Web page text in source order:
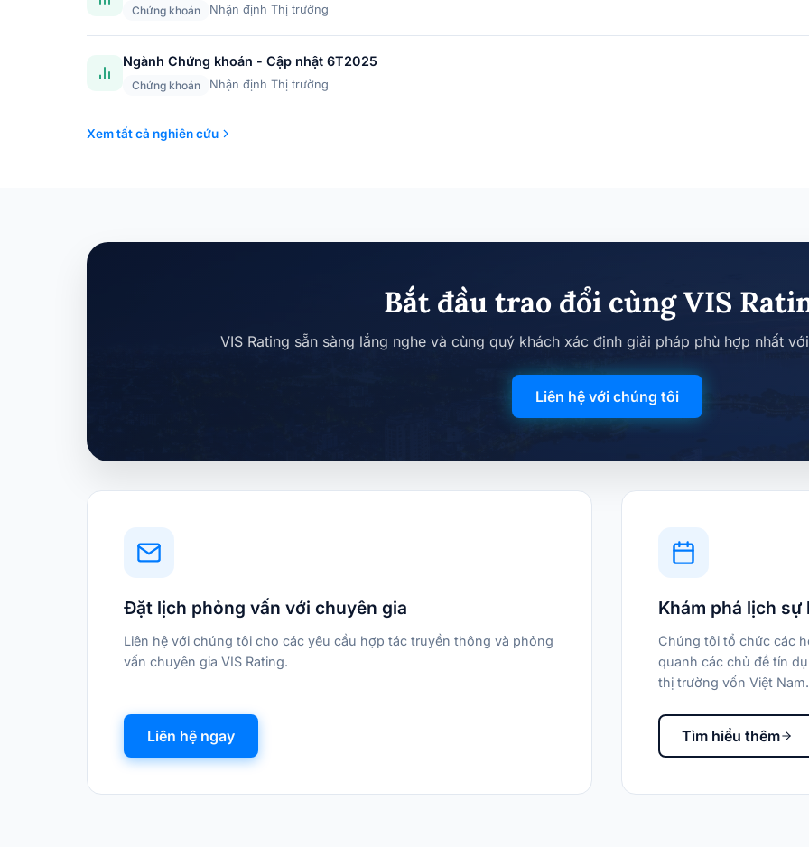
Chứng khoán Nhận định Thị trường
Ngành Chứng khoán - Cập nhật 6T2025
Chứng khoán Nhận định Thị trường
Xem tất cả nghiên cứu
Bắt đầu trao đổi cùng VIS
VIS Rating sẵn sàng lắng nghe và cùng quý khách xác định giải pháp phù hợp nhất
Liên hệ với chúng tôi
Đặt lịch phỏng vấn với chuyên gia
Liên hệ với chúng tôi cho các yêu cầu hợp tác truyền thông và phỏng
vấn chuyên gia VIS Rating.
Liên hệ ngay
Khám phá lịch sự
Chúng tôi tổ chức các
quanh các chủ đề tín
thị trường vốn Việt Nam.
Tìm hiểu thêm